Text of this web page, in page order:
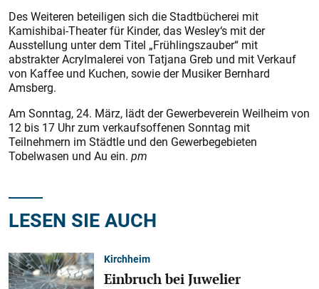
Des Weiteren beteiligen sich die Stadtbücherei mit
Kamishibai-Theater für Kinder, das Wesley‘s mit der
Ausstellung unter dem Titel „Frühlingszauber“ mit
abstrakter Acrylmalerei von Tatjana Greb und mit Verkauf
von Kaffee und Kuchen, sowie der Musiker Bernhard
Amsberg.
Am Sonntag, 24. März, lädt der Gewerbeverein Weilheim von
12 bis 17 Uhr zum verkaufsoffenen Sonntag mit
Teilnehmern im Städtle und den Gewerbegebieten
Tobelwasen und Au ein. pm
LESEN SIE AUCH
Kirchheim
Einbruch bei Juwelier